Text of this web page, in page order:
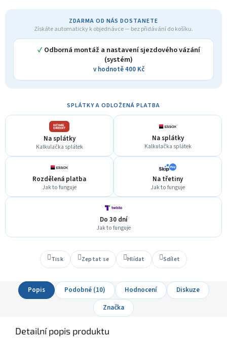
ZDARMA OD NÁS DOSTANETE
Získáte automaticky k objednávce — bez přidávání do košíku.
✓ Odborná montáž a nastavení sjezdového vázání
(systém)
v hodnotě 400 Kč
SPLÁTKY A ODLOŽENÁ PLATBA
Na splátky
Kalkulačka splátek
Na splátky
Kalkulačka splátek
Rozdělená platba
Jak to funguje
Na třetiny
Jak to funguje
Do 30 dní
Jak to funguje
Tisk Zeptat se Hlídat Sdílet
Popis Podobné (10) Hodnocení
Diskuze
Značka
Detailní popis produktu